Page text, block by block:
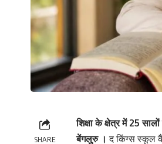
SHARE
शिक्षा के क्षेत्र में 25
बेंगलुरु । द किंग्स स्कूल